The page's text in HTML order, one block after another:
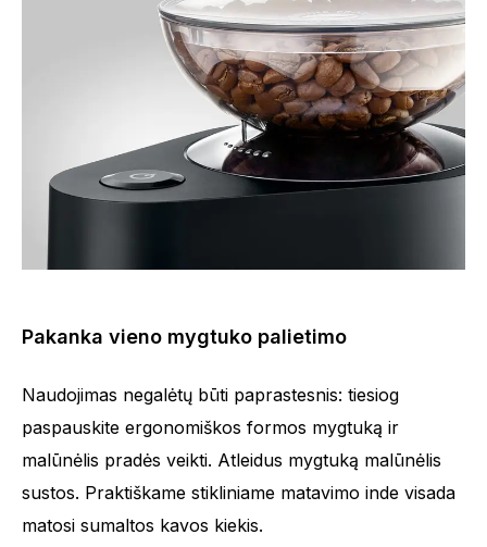
Pakanka vieno mygtuko palietimo
Naudojimas negalėtų būti paprastesnis: tiesiog
paspauskite ergonomiškos formos mygtuką ir
malūnėlis pradės veikti. Atleidus mygtuką malūnėlis
sustos. Praktiškame stikliniame matavimo inde visada
matosi sumaltos kavos kiekis.